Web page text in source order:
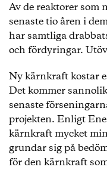
Av de reaktorer som
senaste tio åren i
har samtliga
och fördyringar.
Ny kärnkraft kostar
Det kommer
senaste
projekten. Enligt
kärnkraft mycket
grundar sig på
för den kärnkraft